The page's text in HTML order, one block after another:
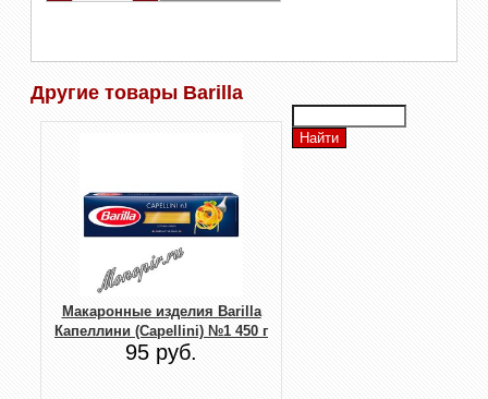
Другие товары Barilla
Макаронные изделия Barilla
Капеллини (Capellini) №1 450 г
95 руб.